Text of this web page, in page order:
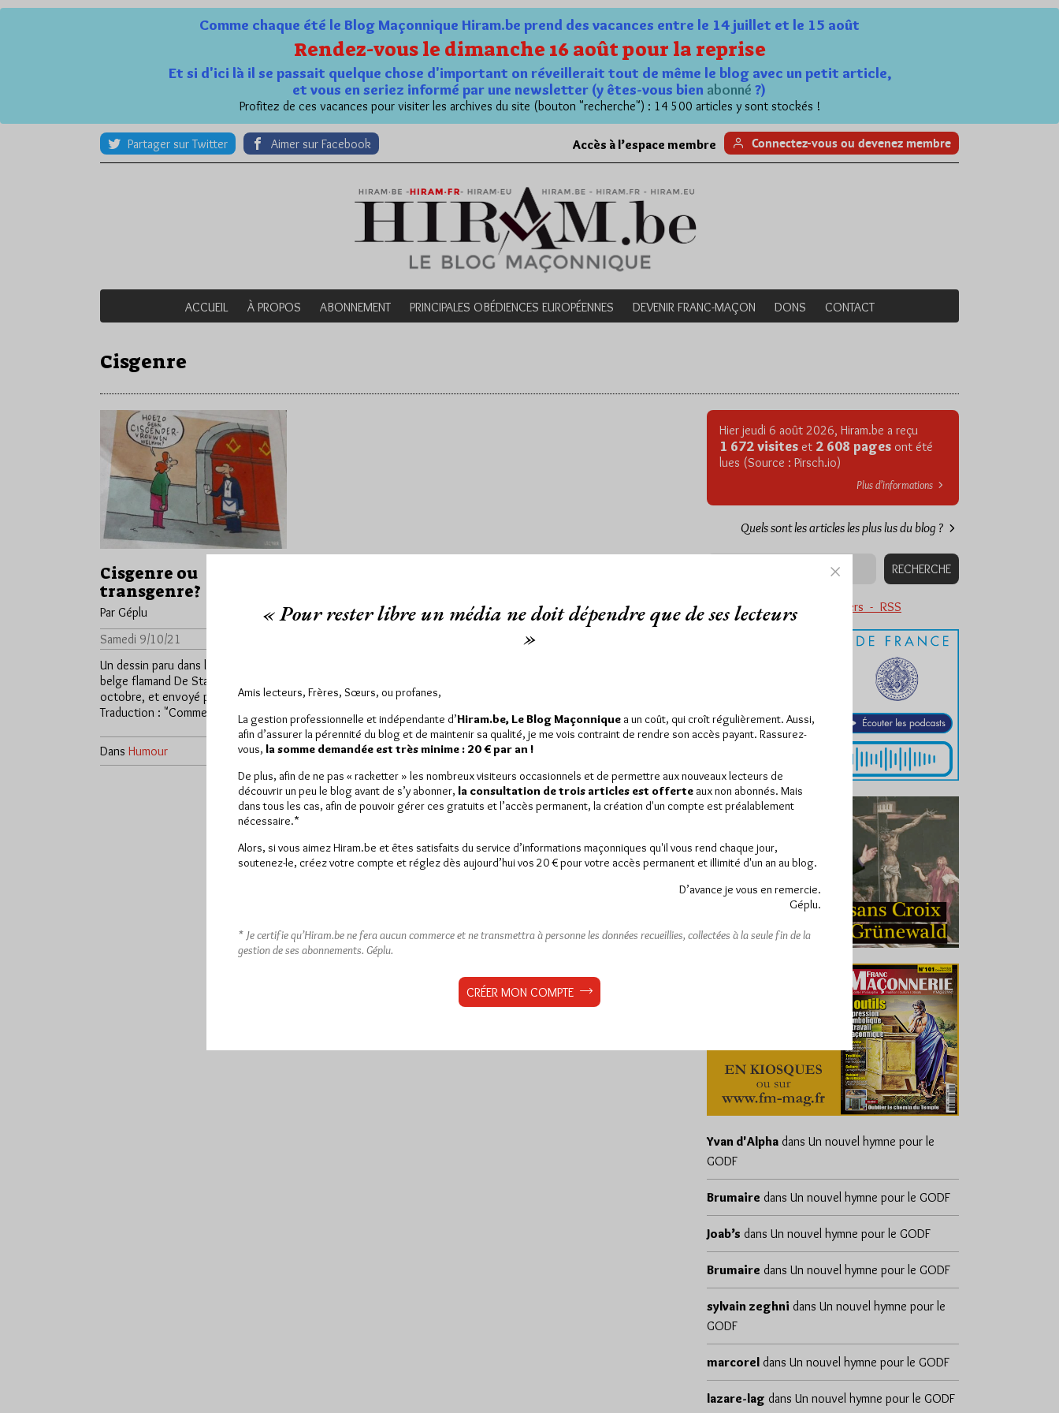
Comme chaque été le Blog Maçonnique Hiram.be prend des vacances entre le 14 juillet et le 15 août
Rendez-vous le dimanche 16 août pour la reprise
Et si d'ici là il se passait quelque chose d'important on réveillerait tout de même le blog avec un petit article,
et vous en seriez informé par une newsletter (y êtes-vous bien abonné ?)
Profitez de ces vacances pour visiter les archives du site (bouton "recherche") : 14 500 articles y sont stockés !
Partager sur Twitter Aimer sur Facebook Accès à l’espace membre Connectez-vous ou devenez membre
ACCUEIL À PROPOS ABONNEMENT PRINCIPALES OBÉDIENCES EUROPÉENNES DEVENIR FRANC-MAÇON DONS CONTACT
Cisgenre
Cisgenre ou
transgenre?
Par Géplu
Samedi 9/10/21
Un dessin paru dans le quotidien
belge flamand De Standaard du 7
octobre, et envoyé par Ruth.
Traduction : "Comment…
Dans Humour 0 commentaire
Hier jeudi 6 août 2026, Hiram.be a reçu
1 672 visites et 2 608 pages ont été
lues (Source : Pirsch.io)
Plus d’informations
Quels sont les articles les plus lus du blog ?
Abonnement aux Newsletters - RSS
Yvan d'Alpha dans Un nouvel hymne pour le
GODF
Brumaire dans Un nouvel hymne pour le GODF
Joab’s dans Un nouvel hymne pour le GODF
Brumaire dans Un nouvel hymne pour le GODF
sylvain zeghni dans Un nouvel hymne pour le
GODF
marcorel dans Un nouvel hymne pour le GODF
lazare-lag dans Un nouvel hymne pour le GODF
« Pour rester libre un média ne doit dépendre que de ses lecteurs
»
Amis lecteurs, Frères, Sœurs, ou profanes,
La gestion professionnelle et indépendante d’Hiram.be, Le Blog Maçonnique a un coût, qui croît régulièrement. Aussi,
afin d’assurer la pérennité du blog et de maintenir sa qualité, je me vois contraint de rendre son accès payant. Rassurez-
vous, la somme demandée est très minime : 20 € par an !
De plus, afin de ne pas « racketter » les nombreux visiteurs occasionnels et de permettre aux nouveaux lecteurs de
découvrir un peu le blog avant de s’y abonner, la consultation de trois articles est offerte aux non abonnés. Mais
dans tous les cas, afin de pouvoir gérer ces gratuits et l’accès permanent, la création d'un compte est préalablement
nécessaire.*
Alors, si vous aimez Hiram.be et êtes satisfaits du service d’informations maçonniques qu'il vous rend chaque jour,
soutenez-le, créez votre compte et réglez dès aujourd’hui vos 20 € pour votre accès permanent et illimité d'un an au blog.
D’avance je vous en remercie.
Géplu.
* Je certifie qu’Hiram.be ne fera aucun commerce et ne transmettra à personne les données recueillies, collectées à la seule fin de la
gestion de ses abonnements. Géplu.
CRÉER MON COMPTE